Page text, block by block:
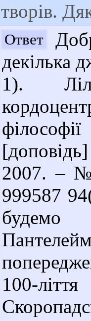
творів.
Ответ
декілька
1).
2007. –
999587
100-